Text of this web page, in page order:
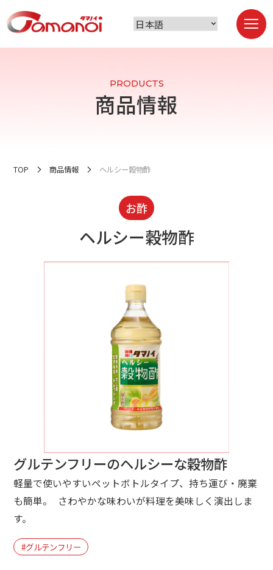
PRODUCTS
商品情報
TOP 商品情報 ヘルシー穀物酢
お酢
ヘルシー穀物酢
グルテンフリーのヘルシーな穀物酢
軽量で使いやすいペットボトルタイプ、持ち運び・廃棄
も簡単。 さわやかな味わいが料理を美味しく演出しま
す。
#グルテンフリー